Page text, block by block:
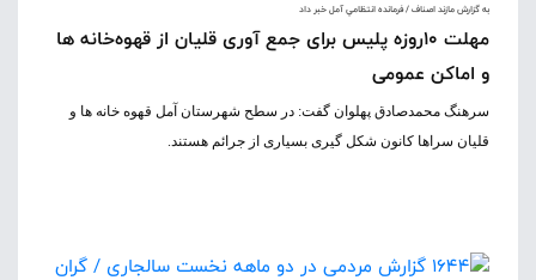
به گزارش مازند اصناف / فرمانده انتظامي آمل خبر داد
مهلت ۱۰روزه پلیس برای جمع آوری قلیان از قهوه‌خانه ها
و اماکن عمومی
سرهنگ محمدصادق پهلوان گفت: در سطح شهرستان آمل قهوه خانه ها و
قلیان سراها کانون شکل گیری بسیاری از جرائم هستند.